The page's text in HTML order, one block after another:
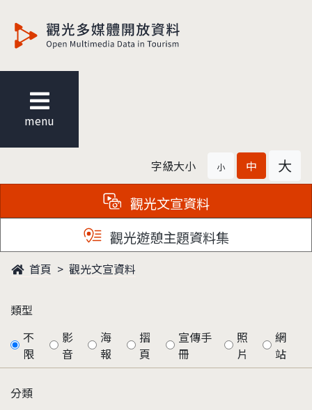
menu
字級大小 小 中 大
觀光文宣資料
觀光遊憩主題資料集
首頁 觀光文宣資料
類型
不
限
影
音
海
報
摺
頁
宣傳手
冊
照
片
網
站
分類